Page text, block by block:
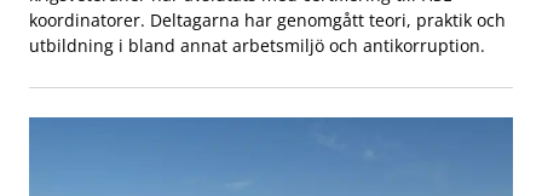
koordinatorer. Deltagarna har genomgått teori, praktik och
utbildning i bland annat arbetsmiljö och antikorruption.